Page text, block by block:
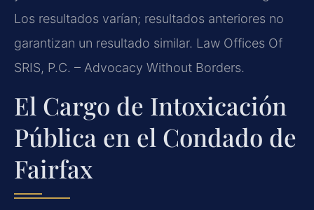
Los resultados varían; resultados anteriores no
garantizan un resultado similar. Law Offices Of
SRIS, P.C. – Advocacy Without Borders.
El Cargo de Intoxicación
Pública en el Condado de
Fairfax